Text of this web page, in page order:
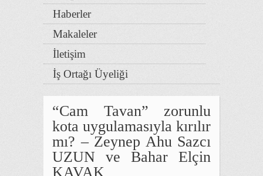
Haberler
Makaleler
İletişim
İş Ortağı Üyeliği
“Cam Tavan” zorunlu
kota uygulamasıyla kırılır
mı? – Zeynep Ahu Sazcı
UZUN ve Bahar Elçin
KAVAK